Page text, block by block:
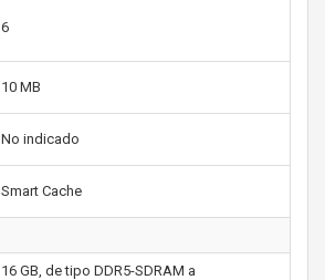
6
10 MB
No indicado
Smart Cache
16 GB, de tipo DDR5-SDRAM a